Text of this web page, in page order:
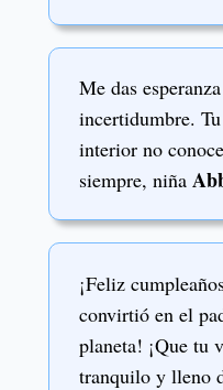
Me das
incertidumbre.
interior no
siempre, niña
¡Feliz
convirtió en el
planeta! ¡Que tu
tranquilo y lleno